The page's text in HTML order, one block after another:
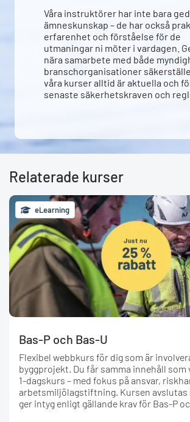
Våra instruktörer har inte bara
ämneskunskap – de har också
erfarenhet och förståelse för de
utmaningar ni möter i vardagen.
nära samarbete med både
branschorganisationer
våra kurser alltid är aktuella och
senaste säkerhetskraven och
Relaterade kurser
eLearning
Bas-P och Bas-U
Flexibel webbkurs för dig som är
byggprojekt. Du får samma innehåll som
1-dagskurs – med fokus på ansvar,
arbetsmiljölagstiftning. Kursen avslutas
ger intyg enligt gällande krav för Bas-P